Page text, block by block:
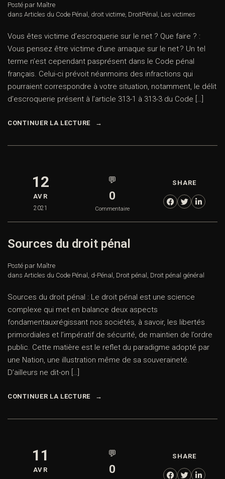
Posté par Maître
dans Articles du Code Pénal , droit victime, DroitPénal , Les victimes
Vous êtes victime d’escroquerie sur le net ? Que faire ? :
Vous pensez être victime d’une arnaque sur le net ? Un tel
terme n’est cependant pasprésent dans le Code pénal
français. Celui-ci prévoit néanmoins des infractions qui
pourraient correspondre à votre situation, notamment, le délit
d’escroquerie présent à l’article 313-1 à 313-3 du Code […]
CONTINUER LA LECTURE
12
AVR
2021
💬
0
Commentaire
SHARE
Sources du droit pénal
Posté par Maître
dans Articles du Code Pénal , d-Pénal , Droit pénal , Droit pénal général
Sources du droit pénal : Le droit pénal est une science
complexe qui met en balance deux aspects
fondamentauxrégissant nos sociétés, à savoir, les libertés
primordiales et l’impératif de sécurité, de maintien de l’ordre
public. Cette matière est le reflet du paradigme adopté par
une Nation, une illustration même de sa souveraineté.
D’ailleurs ne dit-on […]
CONTINUER LA LECTURE
11
AVR
💬
0
SHARE